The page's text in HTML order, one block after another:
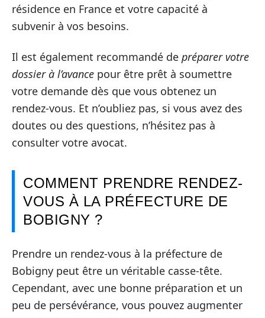
résidence en France et votre capacité à
subvenir à vos besoins.
Il est également recommandé de préparer votre
dossier à l’avance pour être prêt à soumettre
votre demande dès que vous obtenez un
rendez-vous. Et n’oubliez pas, si vous avez des
doutes ou des questions, n’hésitez pas à
consulter votre avocat.
COMMENT PRENDRE RENDEZ-
VOUS À LA PRÉFECTURE DE
BOBIGNY ?
Prendre un rendez-vous à la préfecture de
Bobigny peut être un véritable casse-tête.
Cependant, avec une bonne préparation et un
peu de persévérance, vous pouvez augmenter